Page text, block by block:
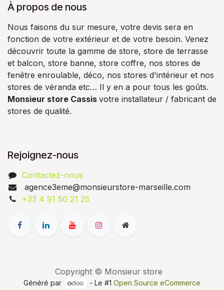
À propos de nous
Nous faisons du sur mesure, votre devis sera en
fonction de votre extérieur et de votre besoin. Venez
découvrir toute la gamme de store, store de terrasse
et balcon, store banne, store coffre, nos stores de
fenêtre enroulable, déco, nos stores d'intérieur et nos
stores de véranda etc… Il y en a pour tous les goûts.
Monsieur store Cassis votre installateur / fabricant de
stores de qualité.
Rejoignez-nous
Contactez-nous
agence3eme@monsieurstore-marseille.com
+33 4 91 50 21 25
Copyright © Monsieur store
Généré par - Le #1Open Source eCommerce